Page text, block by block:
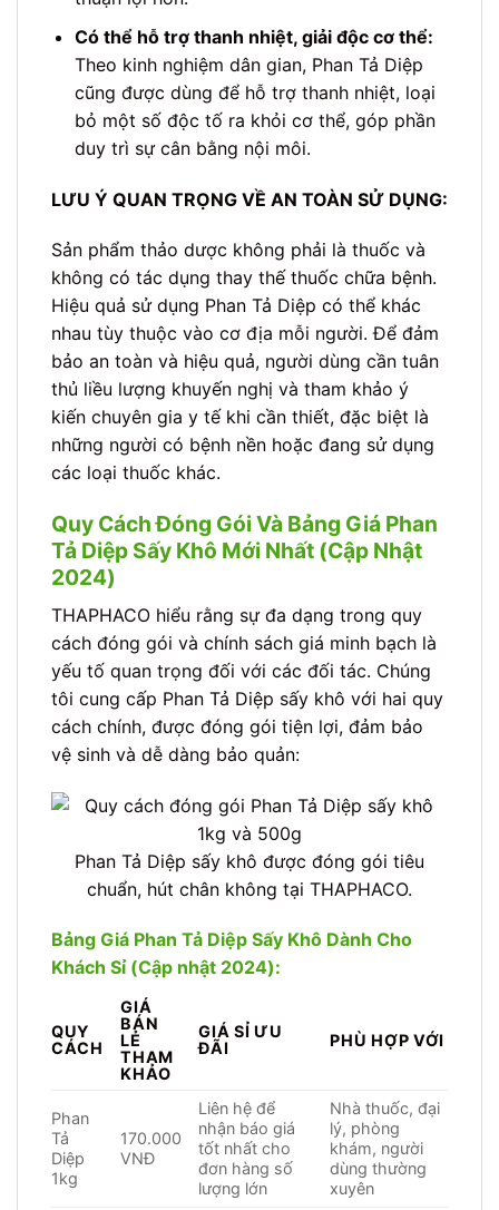
Có thể hỗ trợ thanh nhiệt, giải độc cơ thể:
Theo kinh nghiệm dân gian, Phan Tả Diệp
cũng được dùng để hỗ trợ thanh nhiệt, loại
bỏ một số độc tố ra khỏi cơ thể, góp phần
duy trì sự cân bằng nội môi.
LƯU Ý QUAN TRỌNG VỀ AN TOÀN SỬ DỤNG:
Sản phẩm thảo dược không phải là thuốc và
không có tác dụng thay thế thuốc chữa bệnh.
Hiệu quả sử dụng Phan Tả Diệp có thể khác
nhau tùy thuộc vào cơ địa mỗi người. Để đảm
bảo an toàn và hiệu quả, người dùng cần tuân
thủ liều lượng khuyến nghị và tham khảo ý
kiến chuyên gia y tế khi cần thiết, đặc biệt là
những người có bệnh nền hoặc đang sử dụng
các loại thuốc khác.
Quy Cách Đóng Gói Và Bảng Giá Phan
Tả Diệp Sấy Khô Mới Nhất (Cập Nhật
2024)
THAPHACO hiểu rằng sự đa dạng trong quy
cách đóng gói và chính sách giá minh bạch là
yếu tố quan trọng đối với các đối tác. Chúng
tôi cung cấp Phan Tả Diệp sấy khô với hai quy
cách chính, được đóng gói tiện lợi, đảm bảo
vệ sinh và dễ dàng bảo quản:
Phan Tả Diệp sấy khô được đóng gói tiêu
chuẩn, hút chân không tại THAPHACO.
Bảng Giá Phan Tả Diệp Sấy Khô Dành Cho
Khách Sỉ (Cập nhật 2024):
QUY
CÁCH
GIÁ
BÁN
LẺ
THAM
KHẢO
GIÁ SỈ ƯU
ĐÃI
PHÙ HỢP VỚI
Phan
Tả
Diệp
1kg
170.000
VNĐ
Liên hệ để
nhận báo giá
tốt nhất cho
đơn hàng số
lượng lớn
Nhà thuốc, đại
lý, phòng
khám, người
dùng thường
xuyên